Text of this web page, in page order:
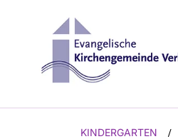
KINDERGARTEN /